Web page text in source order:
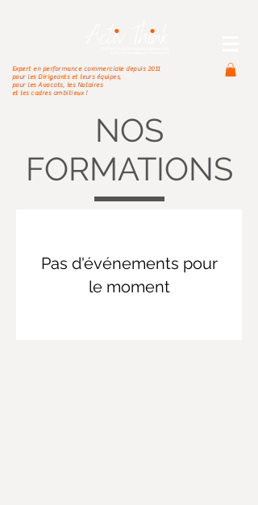
Expert en performance commerciale depuis 2011
pour les Dirigeants et leurs équipes,
pour les Avocats, les Notaires
et les cadres ambitieux !
NOS
FORMATIONS
Pas d'événements pour
le moment